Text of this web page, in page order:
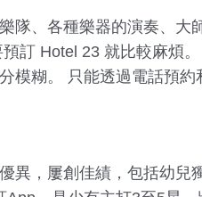
隊、各種樂器的演奏、大
訂 Hotel 23 就比較麻煩
糊。 只能透過電話預約
異，屢創佳績，包括幼兒